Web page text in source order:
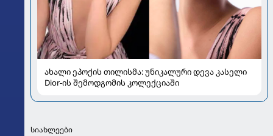
ახალი ეპოქის თილისმა: უნიკალური დევა კასელი
Dior-ის შემოდგომის კოლექციაში
სიახლეები